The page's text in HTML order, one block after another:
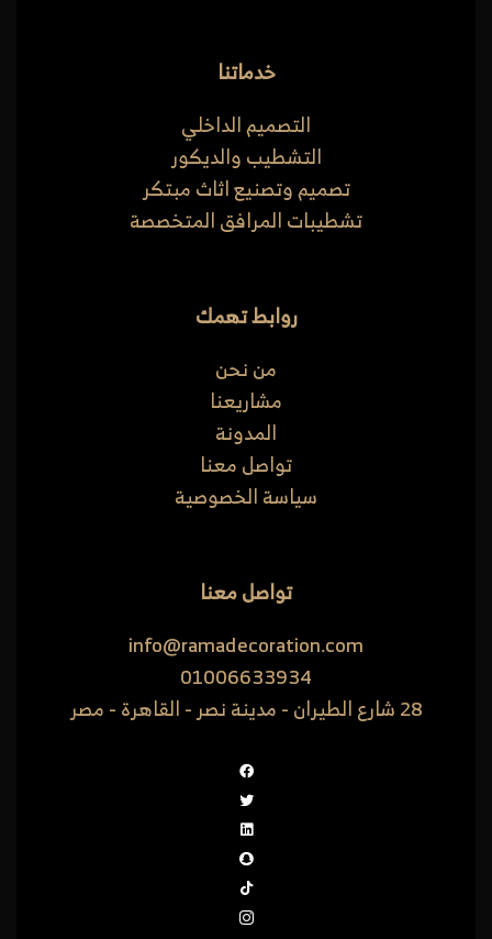
خدماتنا
التصميم الداخلي
التشطيب والديكور
تصميم وتصنيع اثاث مبتكر
تشطيبات المرافق المتخصصة
روابط تهمك
من نحن
مشاريعنا
المدونة
تواصل معنا
سياسة الخصوصية
تواصل معنا
info@ramadecoration.com
01006633934
28 شارع الطيران - مدينة نصر - القاهرة - مصر